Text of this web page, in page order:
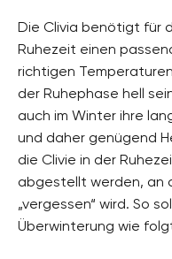
Die Clivia benötigt für
Ruhezeit einen
richtigen
der Ruhephase hell
auch im Winter ihre
und daher genügend
die Clivie in der
abgestellt werden, an
„vergessen“ wird. So
Überwinterung wie